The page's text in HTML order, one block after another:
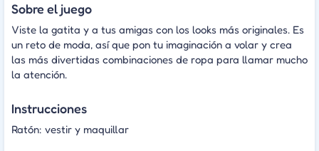
Sobre el juego
Viste la gatita y a tus amigas con los looks más originales. Es
un reto de moda, así que pon tu imaginación a volar y crea
las más divertidas combinaciones de ropa para llamar mucho
la atención.
Instrucciones
Ratón: vestir y maquillar